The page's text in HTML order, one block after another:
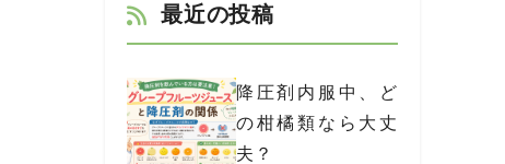
最近の投稿
降圧剤内服中、ど
の柑橘類なら大丈
夫？